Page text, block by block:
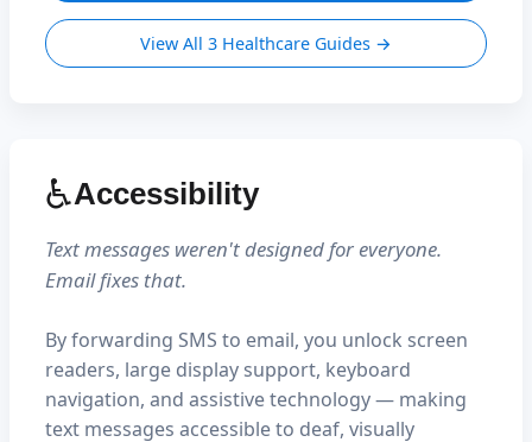
View All 3 Healthcare Guides →
♿Accessibility
Text messages weren't designed for everyone.
Email fixes that.
By forwarding SMS to email, you unlock screen
readers, large display support, keyboard
navigation, and assistive technology — making
text messages accessible to deaf, visually